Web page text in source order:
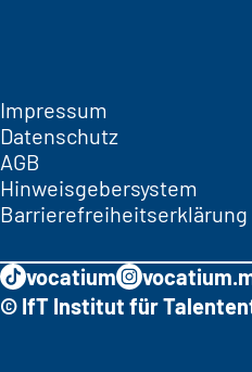
Impressum
Datenschutz
AGB
Hinweisgebersystem
Barrierefreiheitserklärung
vocatium
© IfT Institut für